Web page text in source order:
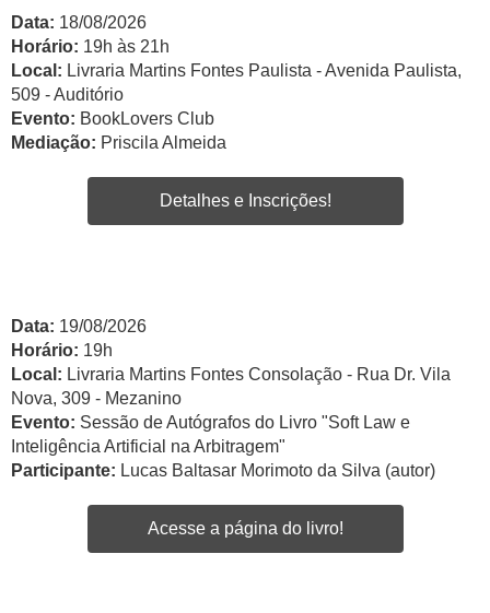
Data: 18/08/2026
Horário: 19h às 21h
Local: Livraria Martins Fontes Paulista - Avenida Paulista,
509 - Auditório
Evento: BookLovers Club
Mediação: Priscila Almeida
Detalhes e Inscrições!
Data: 19/08/2026
Horário: 19h
Local: Livraria Martins Fontes Consolação - Rua Dr. Vila
Nova, 309 - Mezanino
Evento: Sessão de Autógrafos do Livro "Soft Law e
Inteligência Artificial na Arbitragem"
Participante: Lucas Baltasar Morimoto da Silva (autor)
Acesse a página do livro!